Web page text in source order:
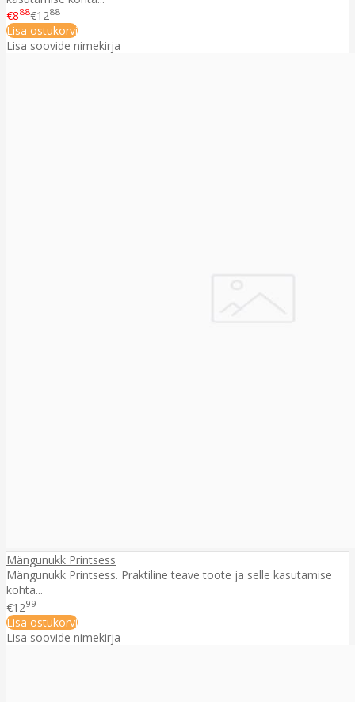
€888€1288
Lisa ostukorvi
Lisa soovide nimekirja
Mängunukk Printsess
Mängunukk Printsess. Praktiline teave toote ja selle kasutamise
kohta...
€1299
Lisa ostukorvi
Lisa soovide nimekirja